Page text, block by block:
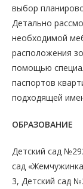
выбор
Детально
необходимой
расположения
помощью
паспортов
подходящей
ОБРАЗОВАНИЕ
Детский сад
сад
3, Детский сад